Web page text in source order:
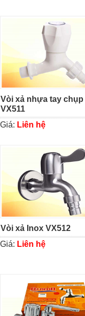
Vòi xả nhựa tay chụp
VX511
Giá: Liên hệ
Vòi xả Inox VX512
Giá: Liên hệ